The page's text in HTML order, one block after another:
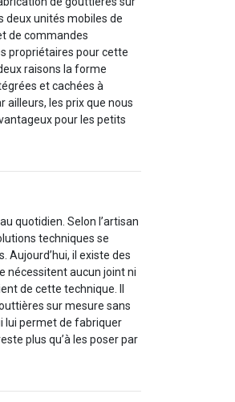
deux unités mobiles de
de commandes
propriétaires pour cette
raisons la forme
et cachées à
ailleurs, les prix que nous
pour les petits
quotidien. Selon l’artisan
techniques se
Aujourd’hui, il existe des
nécessitent aucun joint ni
de cette technique. Il
sur mesure sans
lui permet de fabriquer
plus qu’à les poser par